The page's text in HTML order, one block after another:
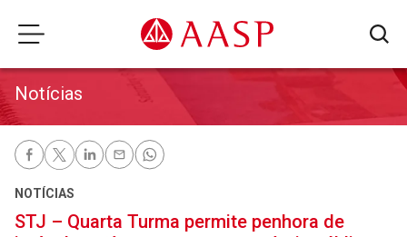
Notícias
NOTÍCIAS
STJ – Quarta Turma permite penhora de